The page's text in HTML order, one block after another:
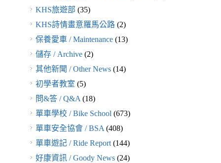
KHS旅遊部 (35)
KHS詩情畫意羅馬公路(2)
保養愛車 / Maintenance(13)
儲存 / Archive(2)
其他新聞 / Other News(14)
初學者教室 (5)
問&答 / Q&A (18)
單車學校 / Bike School (673)
單車安全協會 / BSA (408)
單車遊記 / Ride Report(144)
好康資訊 / Goody News(24)